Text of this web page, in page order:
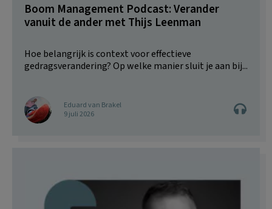
Boom Management Podcast: Verander
vanuit de ander met Thijs Leenman
Hoe belangrijk is context voor effectieve
gedragsverandering? Op welke manier sluit je aan bij...
Eduard van Brakel
9 juli 2026